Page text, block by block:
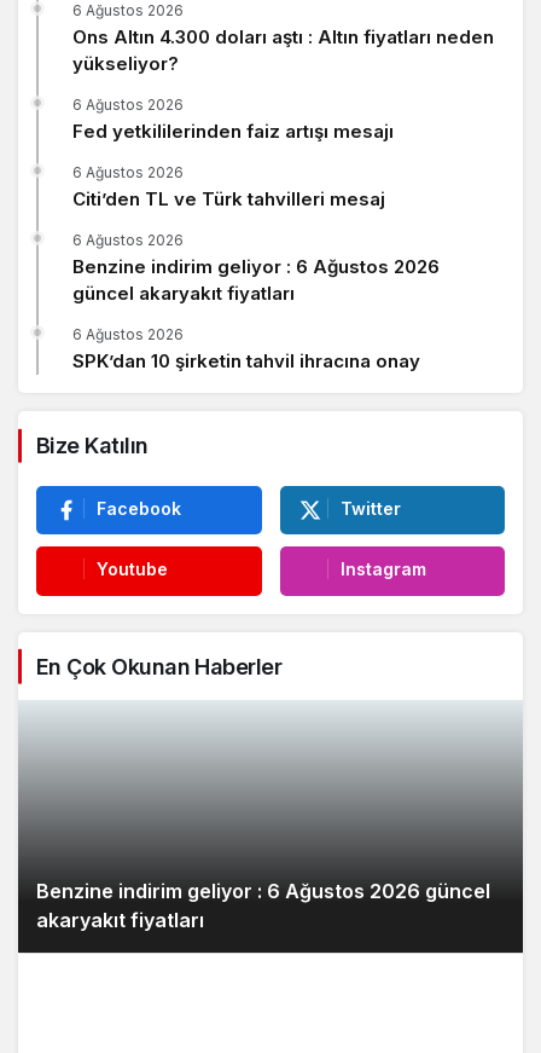
Ons Altın 4.300 doları aştı : Altın fiyatları neden
yükseliyor?
6 Ağustos 2026
Fed yetkililerinden faiz artışı mesajı
6 Ağustos 2026
Citi’den TL ve Türk tahvilleri mesaj
6 Ağustos 2026
Benzine indirim geliyor : 6 Ağustos 2026
güncel akaryakıt fiyatları
6 Ağustos 2026
SPK’dan 10 şirketin tahvil ihracına onay
6 Ağustos 2026
Bize Katılın
Facebook Twitter
Youtube Instagram
En Çok Okunan Haberler
Benzine indirim geliyor : 6 Ağustos 2026 güncel
akaryakıt fiyatları